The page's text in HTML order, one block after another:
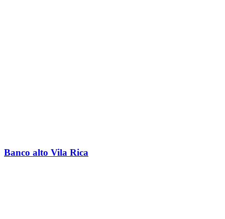
Banco alto Vila Rica